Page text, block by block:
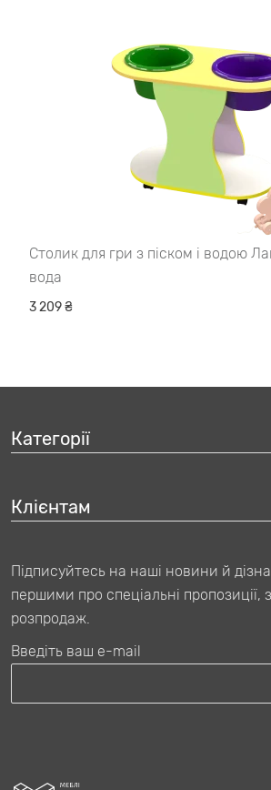
Столик для гри з піском і водою
вода
3 209 ₴
Категорії
Клієнтам
Підписуйтесь на наші новини й
першими про спеціальні пропозиції,
розпродаж.
Введіть ваш e-mail